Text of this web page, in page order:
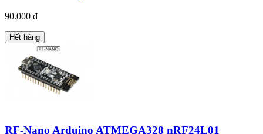
90.000 đ
Hết hàng
RF-Nano Arduino ATMEGA328 nRF24L01